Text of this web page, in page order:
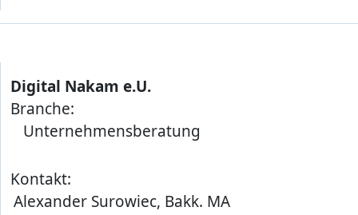
Digital Nakam e.U.
Branche:
Unternehmensberatung
Kontakt:
Alexander Surowiec, Bakk. MA